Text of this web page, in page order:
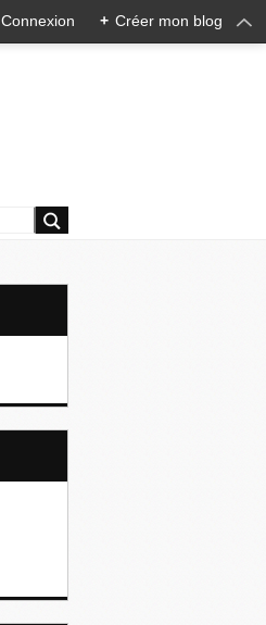
Connexion + Créer mon blog